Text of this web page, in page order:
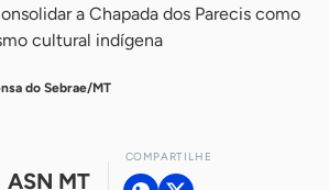
a Chapada dos Parecis como
cultural indígena
do Sebrae/MT
ASN MT
COMPARTILHE